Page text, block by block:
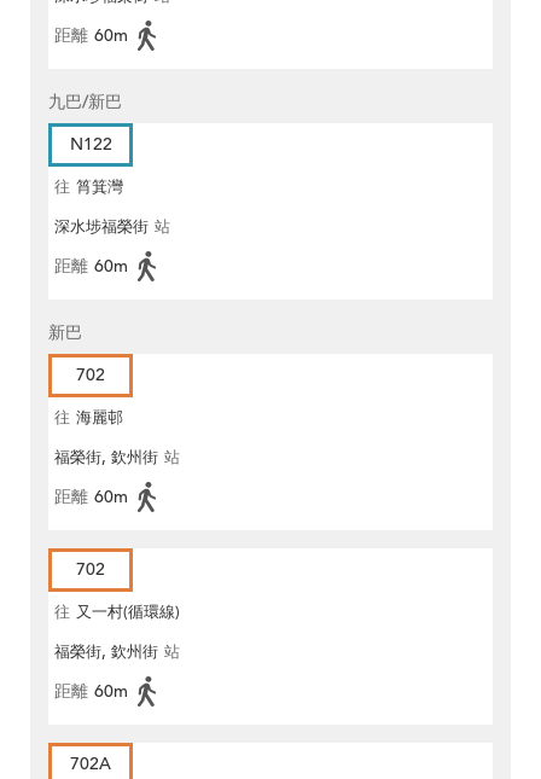
距離 60m
九巴/新巴
N122
往 筲箕灣
深水埗福榮街 站
距離 60m
新巴
702
往 海麗邨
福榮街, 欽州街 站
距離 60m
702
往 又一村(循環線)
福榮街, 欽州街 站
距離 60m
702A